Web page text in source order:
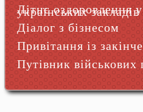
українських закладів
Літнє оздоровлення
Діалог з бізнесом
Привітання із
Путівник військових